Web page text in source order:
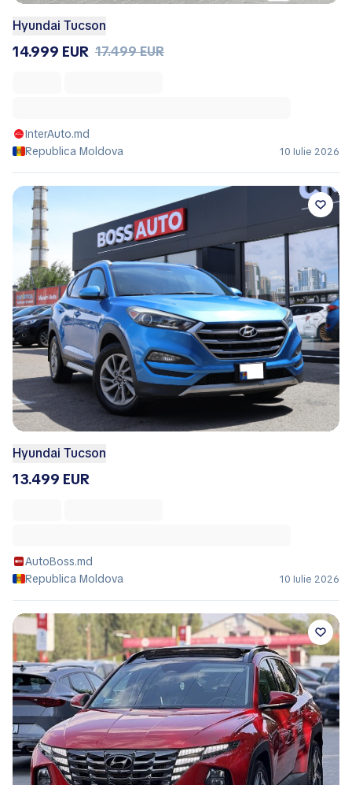
Hyundai Tucson
14.999 EUR 17.499 EUR
InterAuto.md
Republica Moldova
10 Iulie 2026
Hyundai Tucson
13.499 EUR
AutoBoss.md
Republica Moldova
10 Iulie 2026